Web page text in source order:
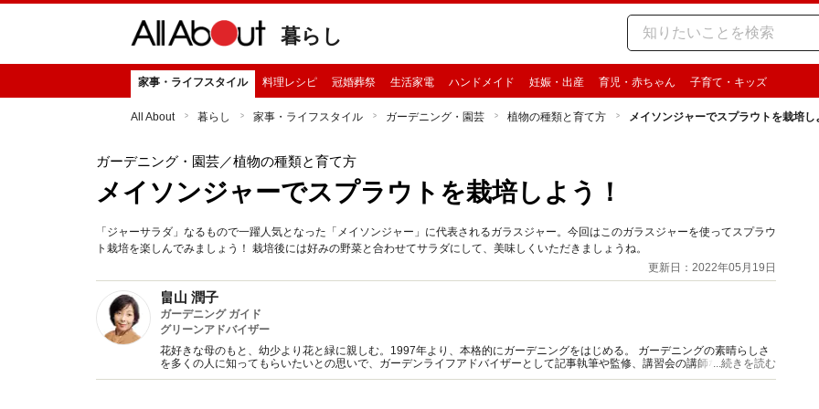
暮らし
家事・ライフスタイル 料理レシピ 冠婚葬祭 生活家電 ハンドメイド 妊娠・出産 育児・赤ちゃん 子育て・キッズ
All About 暮らし 家事・ライフスタイル ガーデニング・園芸 植物の種類と育て方 メイソンジャーでスプラウトを栽培し
ガーデニング・園芸／植物の種類と育て方
メイソンジャーでスプラウトを栽培しよう！
「ジャーサラダ」なるもので一躍人気となった「メイソンジャー」に代表されるガラスジャー。今回はこのガラスジャーを使ってスプラウ
ト栽培を楽しんでみましょう！ 栽培後には好みの野菜と合わせてサラダにして、美味しくいただきましょうね。
更新日：2022年05月19日
畠山 潤子
ガーデニング ガイド
グリーンアドバイザー
花好きな母のもと、幼少より花と緑に親しむ。1997年より、本格的にガーデニングをはじめる。 ガーデニングの素晴らしさ
を多くの人に知ってもらいたいとの思いで、ガーデンライフアドバイザーとして記事執筆や監修、講習会の講師などの活動を
行う。
...続きを読む